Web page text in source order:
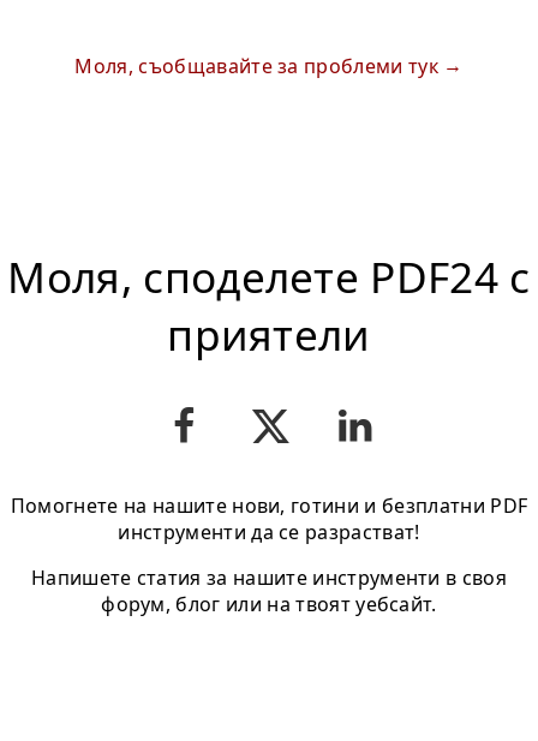
Моля, съобщавайте за проблеми тук
Моля, споделете PDF24 с
приятели
Помогнете на нашите нови, готини и безплатни PDF
инструменти да се разрастват!
Напишете статия за нашите инструменти в своя
форум, блог или на твоят уебсайт.